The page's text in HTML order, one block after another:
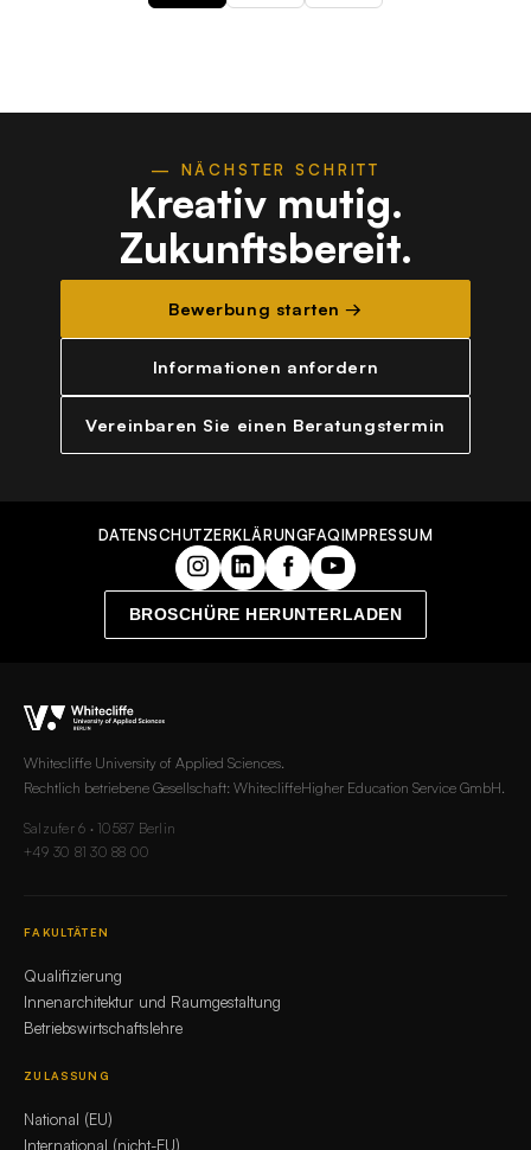
— NÄCHSTER SCHRITT
Kreativ mutig.
Zukunftsbereit.
Bewerbung starten →
Informationen anfordern
Vereinbaren Sie einen Beratungstermin
DATENSCHUTZERKLÄRUNGFAQIMPRESSUM
BROSCHÜRE HERUNTERLADEN
Whitecliffe University of Applied Sciences.
Rechtlich betriebene Gesellschaft: WhitecliffeHigher Education Service GmbH.
Salzufer 6 · 10587 Berlin
+49 30 81 30 88 00
FAKULTÄTEN
Qualifizierung
Innenarchitektur und Raumgestaltung
Betriebswirtschaftslehre
ZULASSUNG
National (EU)
International (nicht-EU)